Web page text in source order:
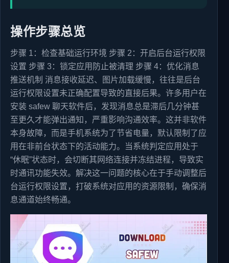
操作步骤总览
步骤 1：检查基础运行环境 步骤 2：开启后台运行权限
设置 步骤 3：锁定应用防止被清理 步骤 4：优化消息
推送机制 消息接收延迟、图片加载缓慢，往往是后台
运行权限设置未正确配置导致的直接后果。许多用户在
安装 safew 聊天软件后，发现消息总是滞后几分钟甚
至更久才能弹出通知，严重影响沟通效率。这并非软件
本身故障，而是手机系统为了节省电量，默认限制了应
用在非前台状态下的活动能力。当系统判定应用处于
“休眠”状态时，会切断其网络连接并冻结进程，导致实
时通讯功能失效。解决这一问题的核心在于手动调整后
台运行权限设置，打破系统对应用的资源限制，确保消
息通道始终畅通。